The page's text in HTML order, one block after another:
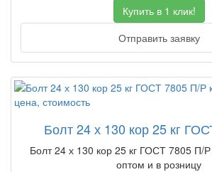
Купить в 1 клик!
Отправить заявку
Болт 24 х 130 кор 25 кг
Болт 24 х 130 кор 25 кг ГОСТ 7805 П/Р
оптом и в розницу